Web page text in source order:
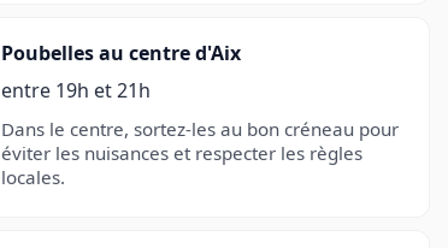
Poubelles au centre d'Aix
entre 19h et 21h
Dans le centre, sortez-les au bon créneau pour
éviter les nuisances et respecter les règles
locales.